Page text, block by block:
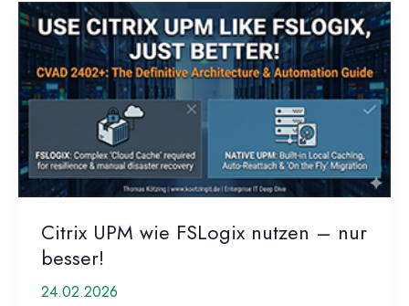
So
modernisierst
du
deine
Citrix-
Umgebung
Citrix UPM wie FSLogix nutzen – nur
besser!
24.02.2026